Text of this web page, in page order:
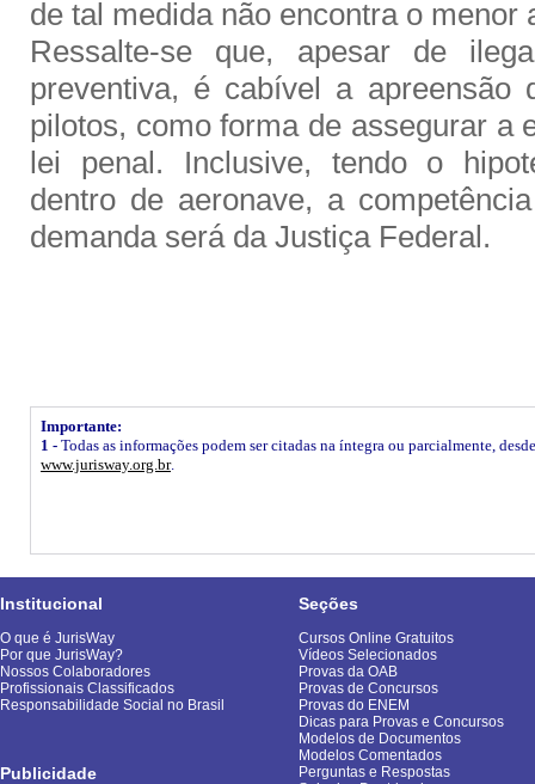
de tal medida não encontra o menor
Ressalte-se que, apesar de
preventiva, é cabível a apreensão
pilotos, como forma de assegurar a
lei penal. Inclusive, tendo o
dentro de aeronave, a
demanda será da Justiça Federal.
Importante:
1 - Todas as informações podem ser citadas na íntegra ou parcialmente,
www.jurisway.org.br.
Institucional
O que é JurisWay
Por que JurisWay?
Nossos Colaboradores
Profissionais Classificados
Responsabilidade Social no Brasil
Publicidade
Seções
Cursos Online Gratuitos
Vídeos Selecionados
Provas da OAB
Provas de Concursos
Provas do ENEM
Dicas para Provas e Concursos
Modelos de Documentos
Modelos Comentados
Perguntas e Respostas